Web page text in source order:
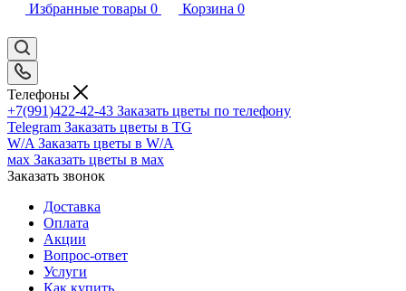
Избранные товары 0 Корзина 0
Телефоны
+7(991)422-42-43 Заказать цветы по телефону
Telegram Заказать цветы в TG
W/A Заказать цветы в W/A
мах Заказать цветы в мах
Заказать звонок
Доставка
Оплата
Акции
Вопрос-ответ
Услуги
Как купить